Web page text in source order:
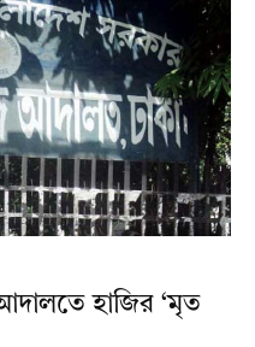
আদালতে হাজির ‘মৃত